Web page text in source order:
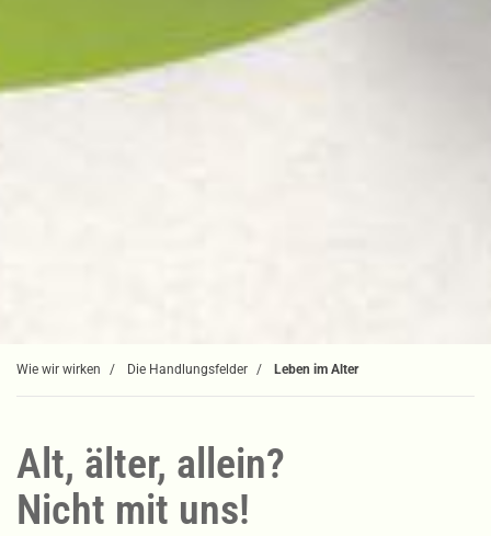
Wie wir wirken Die Handlungsfelder Leben im Alter
Alt, älter, allein?
Nicht mit uns!